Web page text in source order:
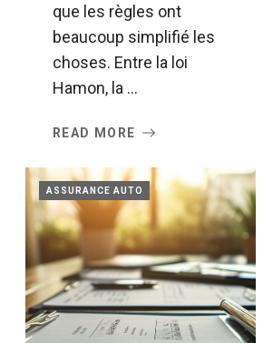
que les règles ont
beaucoup simplifié les
choses. Entre la loi
Hamon, la ...
READ MORE
ASSURANCE AUTO